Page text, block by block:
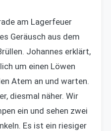
am Lagerfeuer
Geräusch aus dem
Johannes erklärt,
um einen Löwen
Atem an und warten.
diesmal näher. Wir
ein und sehen zwei
Es ist ein riesiger